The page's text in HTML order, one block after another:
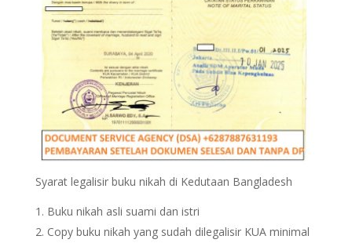
Syarat legalisir buku nikah di Kedutaan Bangladesh
Buku nikah asli suami dan istri
Copy buku nikah yang sudah dilegalisir KUA minimal